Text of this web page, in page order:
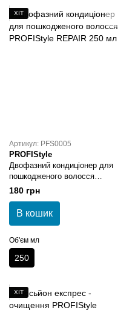
ХІТ
Артикул: PFS0005
PROFIStyle
Двофазний кондиціонер для
пошкодженого волосся
PROFIStyle REPAIR 250 мл
180 грн
В кошик
Об'єм мл
250
ХІТ